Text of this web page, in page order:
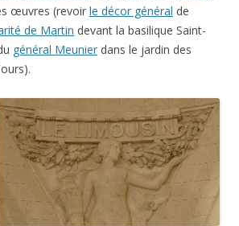
œuvres (revoir le décor général de
de Martin devant la basilique Saint-
général Meunier dans le jardin des